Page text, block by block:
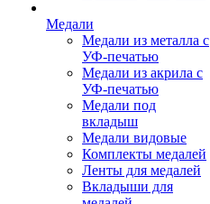
Медали
Медали из металла с
УФ-печатью
Медали из акрила с
УФ-печатью
Медали под
вкладыш
Медали видовые
Комплекты медалей
Ленты для медалей
Вкладыши для